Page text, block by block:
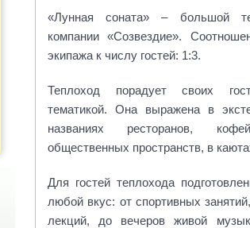
«Лунная соната» – большой
компании «Созвездие».
экипажа к числу гостей: 1:3.
Теплоход порадует своих
тематикой. Она выражена в
названиях ресторанов,
общественных пространств, в
Для гостей теплохода
любой вкус: от спортивных
лекций, до вечеров живой